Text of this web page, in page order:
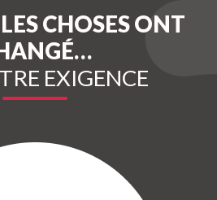
CHOSES ONT
EXIGENCE